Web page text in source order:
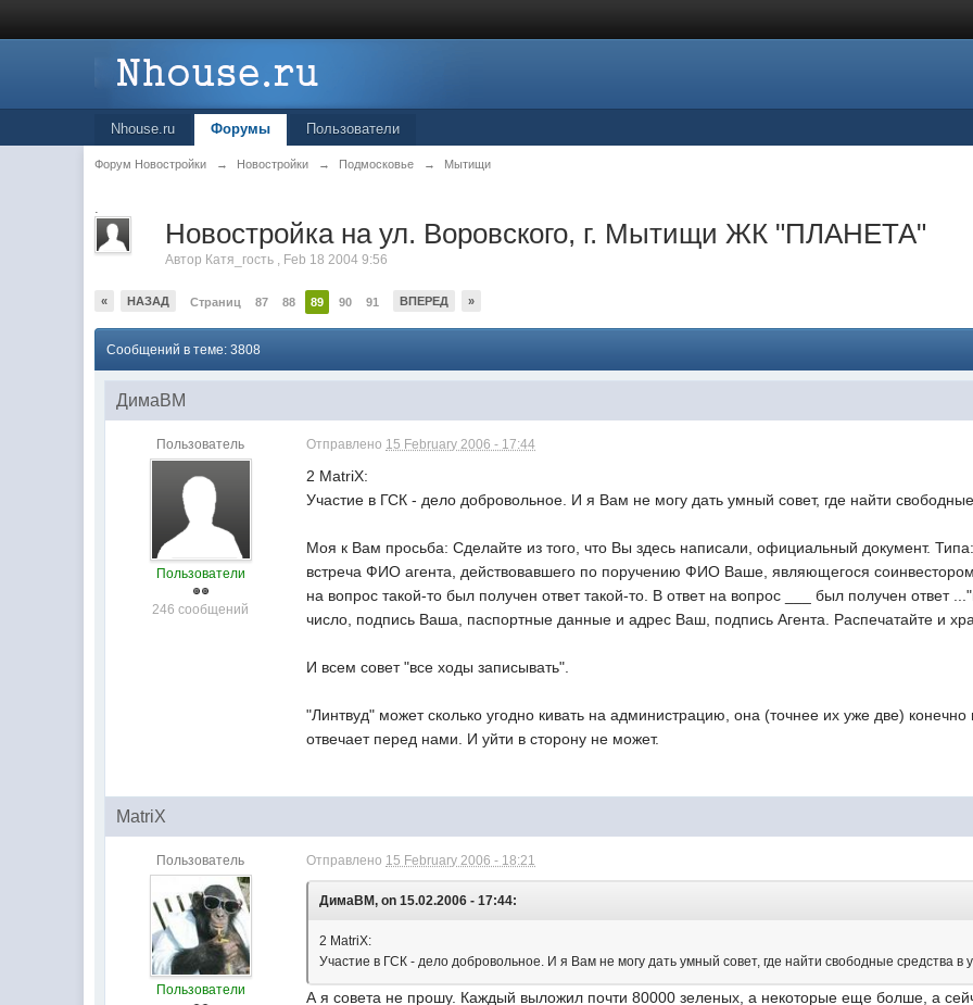
Nhouse.ru Форумы Пользователи
Форум Новостройки → Новостройки → Подмосковье → Мытищи
.
Новостройка на ул. Воровского, г. Мытищи ЖК "ПЛАНЕТА"
Автор Катя_гость , Feb 18 2004 9:56
« НАЗАД Страниц 87 88 89 90 91 ВПЕРЕД »
Сообщений в теме: 3808
ДимаВМ
Пользователь
Пользователи
246 сообщений
Отправлено 15 February 2006 - 17:44
2 MatriX:
Участие в ГСК - дело добровольное. И я Вам не могу дать умный совет, где найти
Моя к Вам просьба: Сделайте из того, что Вы здесь написали, официальный документ.
встреча ФИО агента, действовавшего по поручению ФИО Ваше, являющегося соинвестором
на вопрос такой-то был получен ответ такой-то. В ответ на вопрос ___ был получен ответ
число, подпись Ваша, паспортные данные и адрес Ваш, подпись Агента. Распечатайте и
И всем совет "все ходы записывать".
"Линтвуд" может сколько угодно кивать на администрацию, она (точнее их уже две)
отвечает перед нами. И уйти в сторону не может.
MatriX
Пользователь
Пользователи
Отправлено 15 February 2006 - 18:21
ДимаВМ, on 15.02.2006 - 17:44:
2 MatriX:
Участие в ГСК - дело добровольное. И я Вам не могу дать умный совет, где найти свободные средства в
А я совета не прошу. Каждый выложил почти 80000 зеленых, а некоторые еще болше, а